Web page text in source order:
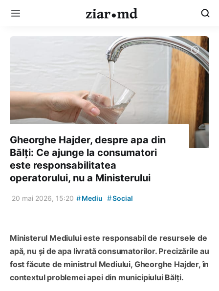
Gheorghe Hajder, despre apa din
Bălți: Ce ajunge la consumatori
este responsabilitatea
operatorului, nu a Ministerului
20 mai 2026, 15:20 #Mediu #Social
Ministerul Mediului este responsabil de resursele de
apă, nu și de apa livrată consumatorilor. Precizările au
fost făcute de ministrul Mediului, Gheorghe Hajder, în
contextul problemei apei din municipiului Bălți.